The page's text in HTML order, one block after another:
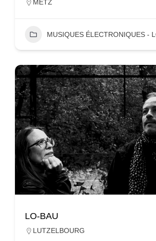
METZ
MUSIQUES ÉLECTRONIQUES -
LO-BAU
LUTZELBOURG